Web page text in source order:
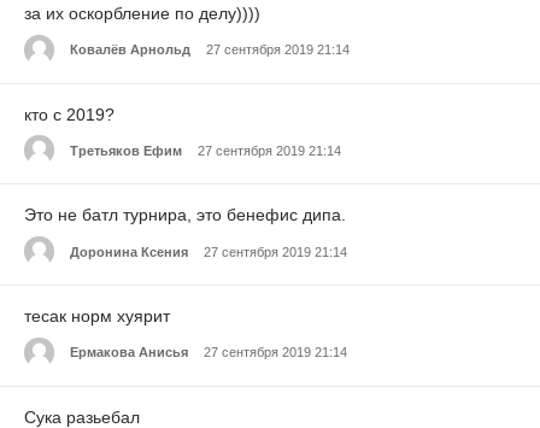
за их оскорбление по делу))))
Ковалёв Арнольд 27 сентября 2019 21:14
кто с 2019?
Третьяков Ефим 27 сентября 2019 21:14
Это не батл турнира, это бенефис дипа.
Доронина Ксения 27 сентября 2019 21:14
тесак норм хуярит
Ермакова Анисья 27 сентября 2019 21:14
Сука разьебал